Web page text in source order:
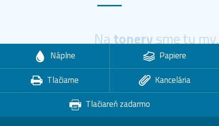
Natonerysme tu my.
Náplne
Papiere
Tlačiarne
Kancelária
Tlačiareň zadarmo